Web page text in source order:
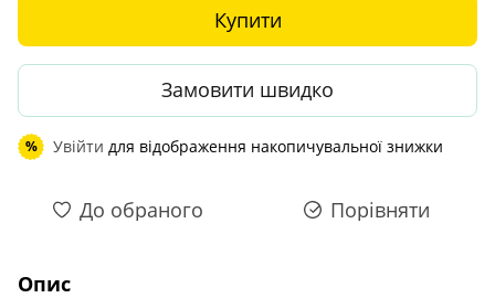
Купити
Замовити швидко
% Увійти для відображення накопичувальної знижки
До обраного Порівняти
Опис